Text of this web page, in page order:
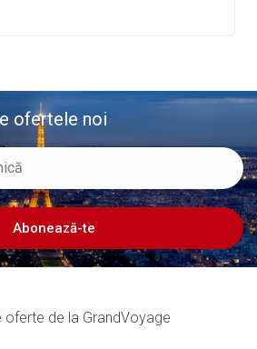
ofertele noi
Abonează-te
oferte de la GrandVoyage